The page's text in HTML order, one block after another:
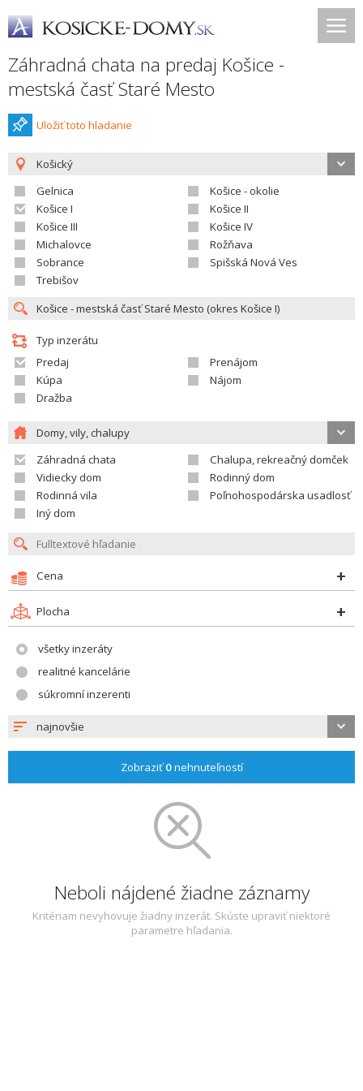
Záhradná chata na predaj Košice -
mestská časť Staré Mesto
Uložiť toto hladanie
Košický
Gelnica
Košice - okolie
Košice I
Košice II
Košice III
Košice IV
Michalovce
Rožňava
Sobrance
Spišská Nová Ves
Trebišov
Typ inzerátu
Predaj
Prenájom
Kúpa
Nájom
Dražba
Domy, vily, chalupy
Záhradná chata
Chalupa, rekreačný domček
Vidiecky dom
Rodinný dom
Rodinná vila
Poľnohospodárska usadlosť
Iný dom
Cena
Plocha
všetky inzeráty
realitné kancelárie
súkromní inzerenti
najnovšie
Zobraziť0nehnuteľností
Neboli nájdené žiadne záznamy
Kritériam nevyhovuje žiadny inzerát. Skúste upraviť niektoré
parametre hľadania.